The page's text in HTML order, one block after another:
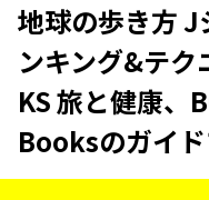
地球の歩き方 J
ンキング&テク
KS 旅と健康、
Booksのガイ